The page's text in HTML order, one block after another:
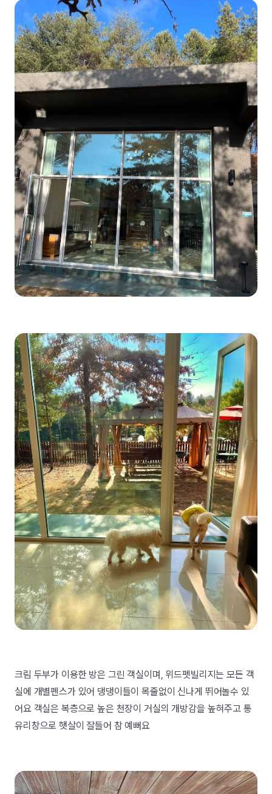
크림 두부가 이용한 방은 그린 객실이며, 위드펫빌리지는 모든 객
실에 개별펜스가 있어 댕댕이들이 목줄없이 신나게 뛰어놀수 있
어요 객실은 복층으로 높은 천장이 거실의 개방감을 높혀주고 통
유리창으로 햇살이 잘들어 참 예뻐요